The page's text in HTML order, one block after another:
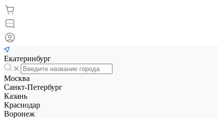
Екатеринбург
Москва
Санкт-Петербург
Казань
Краснодар
Воронеж